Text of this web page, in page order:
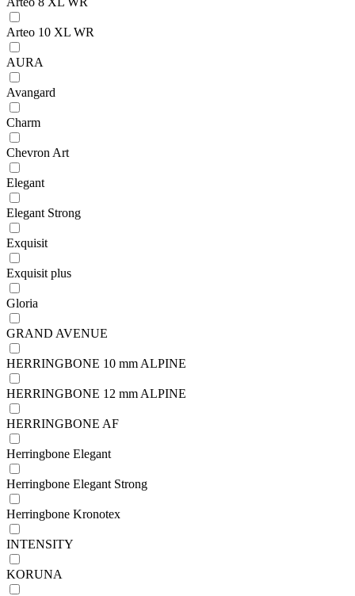
Arteo 10 XL WR
AURA
Avangard
Charm
Chevron Art
Elegant
Elegant Strong
Exquisit
Exquisit plus
Gloria
GRAND AVENUE
HERRINGBONE 10 mm ALPINE
HERRINGBONE 12 mm ALPINE
HERRINGBONE AF
Herringbone Elegant
Herringbone Elegant Strong
Herringbone Kronotex
INTENSITY
KORUNA